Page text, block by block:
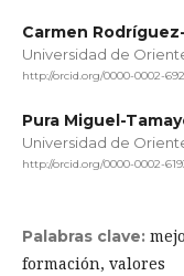
Carmen
Universidad de
http://orcid.org/0000-0002-
Pura Miguel-
Universidad de
http://orcid.org/0000-0002-
Palabras clave:
formación, valores